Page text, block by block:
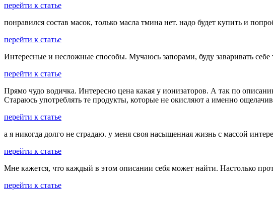
перейти к статье
понравился состав масок, только масла тмина нет. надо будет купить и
перейти к статье
Интересные и несложные способы. Мучаюсь запорами, буду заваривать себе
перейти к статье
Прямо чудо водичка. Интересно цена какая у ионизаторов. А так по
Стараюсь употреблять те продукты, которые не окисляют а именно
перейти к статье
а я никогда долго не страдаю. у меня своя насыщенная жизнь с массой
перейти к статье
Мне кажется, что каждый в этом описании себя может найти. Настолько
перейти к статье